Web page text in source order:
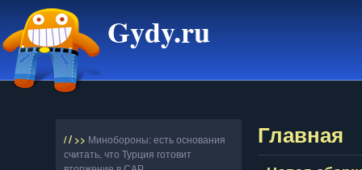
Gydy.ru
// >> Минобороны: есть основания
считать, что Турция готовит
Главная